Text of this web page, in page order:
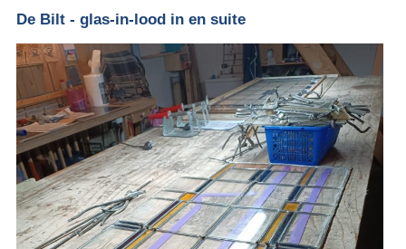
De Bilt - glas-in-lood in en suite